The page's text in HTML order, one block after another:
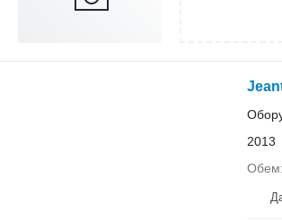
2013
Обем